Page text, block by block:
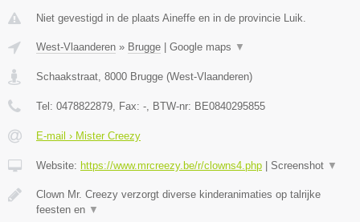
Niet gevestigd in de plaats Aineffe en in de provincie Luik.
West-Vlaanderen » Brugge Google maps ▼
Schaakstraat, 8000 Brugge (West-Vlaanderen)
Tel: 0478822879, Fax: -, BTW-nr: BE0840295855
E-mail › Mister Creezy
Website: https://www.mrcreezy.be/r/clowns4.php Screenshot ▼
Clown Mr. Creezy verzorgt diverse kinderanimaties op talrijke
feesten en ▼